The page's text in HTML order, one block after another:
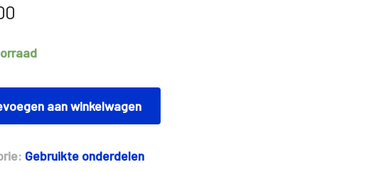
aan winkelwagen
Gebruikte onderdelen